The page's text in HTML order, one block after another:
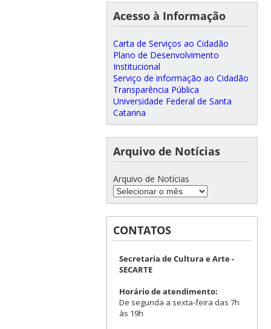
Acesso à Informação
Carta de Serviços ao Cidadão
Plano de Desenvolvimento
Institucional
Serviço de informação ao Cidadão
Transparência Pública
Universidade Federal de Santa
Catarina
Arquivo de Notícias
Arquivo de Notícias
CONTATOS
Secretaria de Cultura e Arte -
SECARTE
Horário de atendimento:
De segunda a sexta-feira das 7h
às 19h